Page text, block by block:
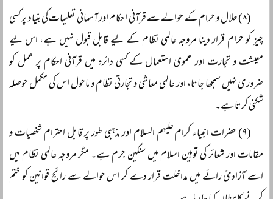
(۸) حلال و حرام کے حوالے سے قرآنی احکام اور آسمانی تعلیمات کی بنیاد پر کسی
چیز کو حرام قرار دینا مروجہ عالمی نظام کے لیے قابل قبول نہیں ہے، اس لیے
معیشت و تجارت اور عمومی استعمال کے کسی دائرہ میں قرآنی احکام پر عمل کو
ضروری نہیں سمجھا جاتا، اور عالمی معاشی و تجارتی نظام و ماحول اس کی مکمل حوصلہ
شکنی کرتا ہے۔
(۹) حضرات انبیاء کرام علیہم السلام اور مذہبی طور پر قابل احترام شخصیات و
مقامات اور شعائر کی توہین اسلام میں سنگین جرم ہے۔ مگر مروجہ عالمی نظام میں
اسے آزادئ رائے میں مداخلت قرار دے کر اس حوالے سے رائج قوانین کو ختم